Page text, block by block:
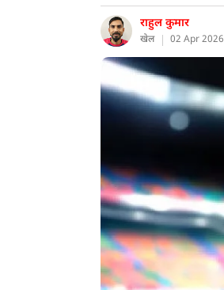
राहुल कुमार
खेल 02 Apr 2026